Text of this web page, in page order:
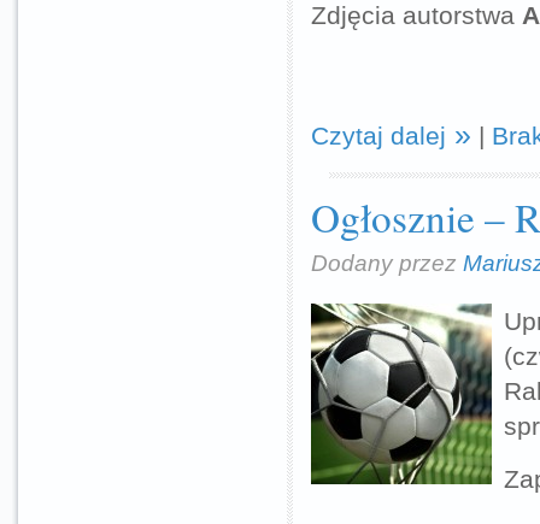
Zdjęcia autorstwa
Czytaj dalej |
Ogłosznie –
Dodany przez